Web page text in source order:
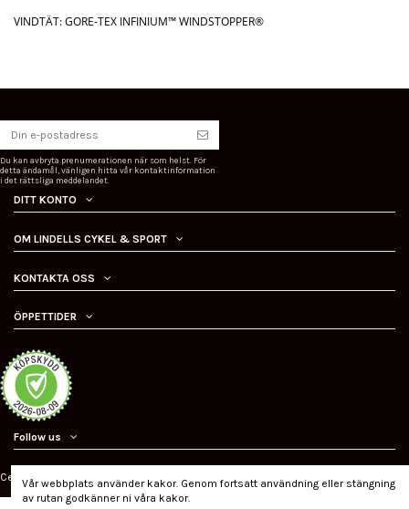
VINDTÄT: GORE-TEX INFINIUM™ WINDSTOPPER®
Du kan avbryta prenumerationen när som helst. För
detta ändamål, vänligen hitta vår kontaktinformation
i det rättsliga meddelandet.
DITT KONTO
OM LINDELLS CYKEL & SPORT
KONTAKTA OSS
ÖPPETTIDER
Follow us
Certifierad ehandel
Vår webbplats använder kakor. Genom fortsatt användning eller stängning
av rutan godkänner ni våra kakor.